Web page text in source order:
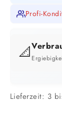
Profi-
📐
Lieferzeit: 3